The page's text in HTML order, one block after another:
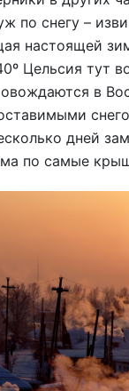
по снегу –
настоящей
Цельсия тут
в
дней
по самые